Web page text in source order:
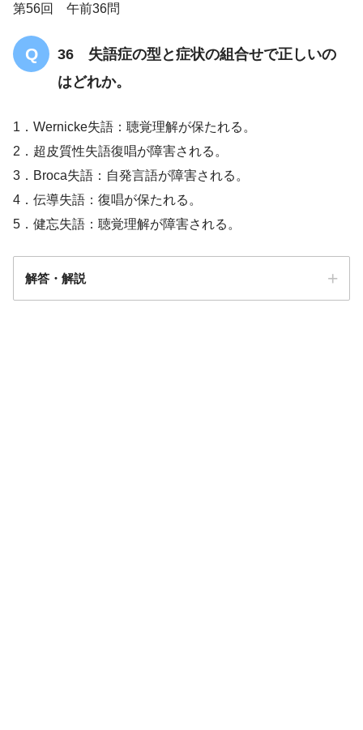
第56回 午前36問
36 失語症の型と症状の組合せで正しいの
はどれか。
1．Wernicke失語：聴覚理解が保たれる。
2．超皮質性失語復唱が障害される。
3．Broca失語：自発言語が障害される。
4．伝導失語：復唱が保たれる。
5．健忘失語：聴覚理解が障害される。
解答・解説